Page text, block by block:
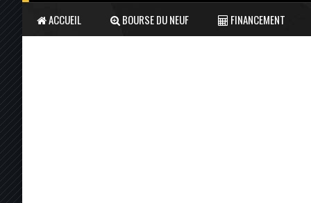
ACCUEIL BOURSE DU NEUF FINANCEMENT